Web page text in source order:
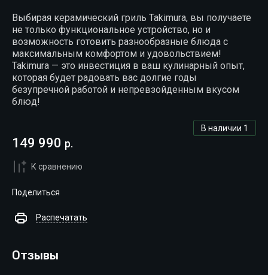
Выбирая керамический гриль Takimura, вы получаете
не только функциональное устройство, но и
возможность готовить разнообразные блюда с
максимальным комфортом и удовольствием!
Takimura — это инвестиция в ваш кулинарный опыт,
которая будет радовать вас долгие годы
безупречной работой и непревзойденным вкусом
блюд!
В наличии 1
149 990 р.
К сравнению
Поделиться
Распечатать
Отзывы